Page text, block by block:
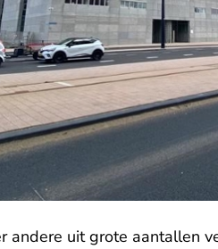
andere uit grote aantallen